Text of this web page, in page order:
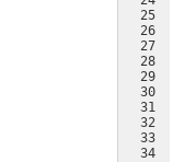
25
26
27
28
29
30
31
32
33
34